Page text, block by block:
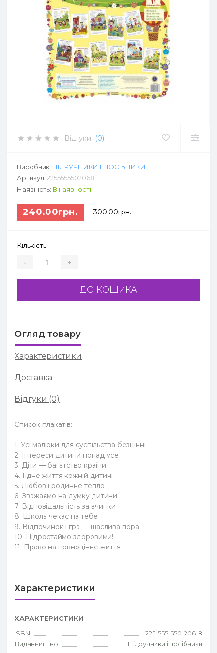
Відгуки: (0)
Виробник: ПІДРУЧНИКИ І ПОСІБНИКИ
Артикул: 2255555502068
Наявність: В наявності
240.00грн. 300.00грн.
Кількість:
- +
ДО КОШИКА
Огляд товару
Характеристики
Доставка
Відгуки (0)
Список плакатів:
1. Усі малюки для суспільства безцінні
2. Інтереси дитини понад усе
3. Діти — багатство країни
4. Гідне життя кожній дитині
5. Любов і родинне тепло
6. Зважаємо на думку дитини
7. Відповідальність за вчинки
8. Школа чекає на тебе
9. Відпочинок і гра — щаслива пора
10. Підростаймо здоровими!
11. Право на повноцінне життя
Характеристики
ХАРАКТЕРИСТИКИ
ISBN
225-555-550-206-8
Видавництво
Підручники і посібники